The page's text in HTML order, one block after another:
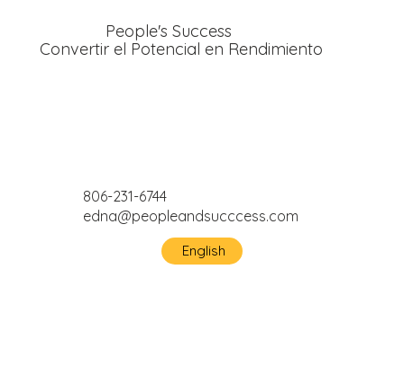
People's Success
Convertir el Potencial en Rendimiento
806-231-6744
edna@peopleandsucccess.com
English